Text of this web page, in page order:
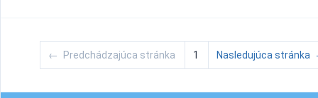
← Predchádzajúca stránka 1 Nasledujúca stránka